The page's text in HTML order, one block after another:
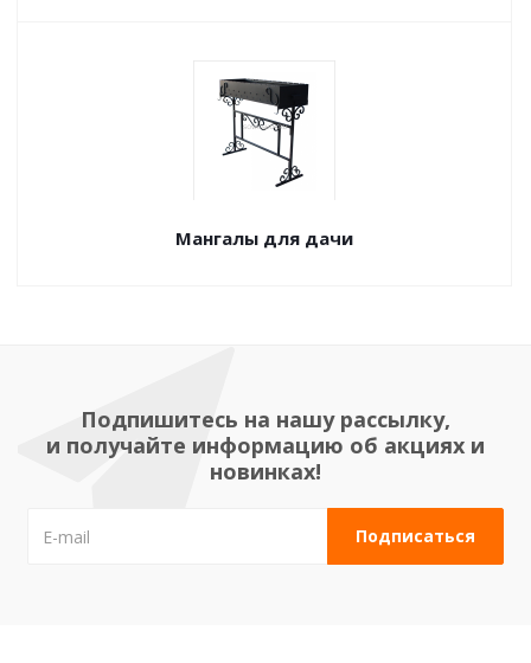
Мангалы для дачи
Подпишитесь на нашу рассылку,
и получайте информацию об акциях и
новинках!